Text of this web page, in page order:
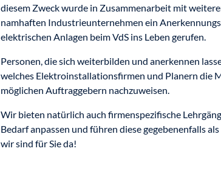
diesem Zweck wurde in Zusammenarbeit mit
namhaften Industrieunternehmen ein
elektrischen Anlagen beim VdS ins Leben gerufen.
Personen, die sich weiterbilden und anerkennen
welches Elektroinstallationsfirmen und Planern die
möglichen Auftraggebern nachzuweisen.
Wir bieten natürlich auch firmenspezifische
Bedarf anpassen und führen diese gegebenenfalls
wir sind für Sie da!